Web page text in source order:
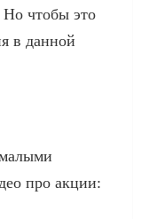
чтобы это
в данной
про акции: